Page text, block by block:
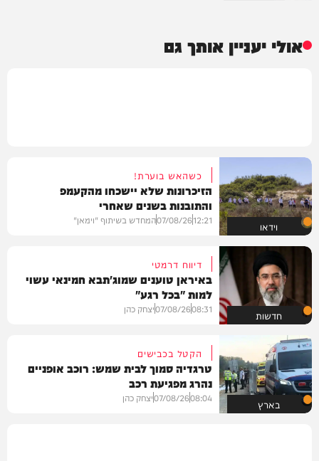
אולי יעניין אותך גם
וידאו
כשהאש בוערת!
הזיכרונות שלא יישכחו מהקעמפ
והתובנות בשנים שאחרי
12:21
07/08/26המחדש בשיתוף "וימאן"
חדשות
דיווח דרמטי
באיראן טוענים שמוג'תבא חמינאי עשוי
למות "בכל רגע"
08:31
07/08/26יצחק כהן
בארץ
הקטל בכבישים
טרגדיה סמוך לבית שמש: רוכב אופניים
נהרג מפגיעת רכב
08:04
07/08/26יצחק כהן